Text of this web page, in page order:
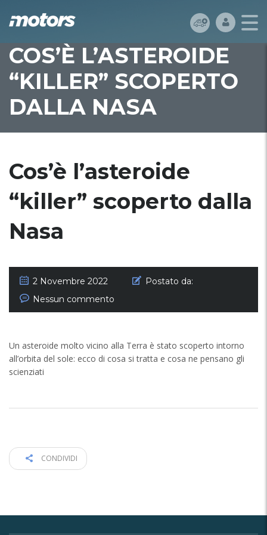
COS’È L’ASTEROIDE
“KILLER” SCOPERTO
DALLA NASA
Cos’è l’asteroide
“killer” scoperto dalla
Nasa
2 Novembre 2022
Postato da:
Nessun commento
Un asteroide molto vicino alla Terra è stato scoperto intorno
all’orbita del sole: ecco di cosa si tratta e cosa ne pensano gli
scienziati
CONDIVIDI